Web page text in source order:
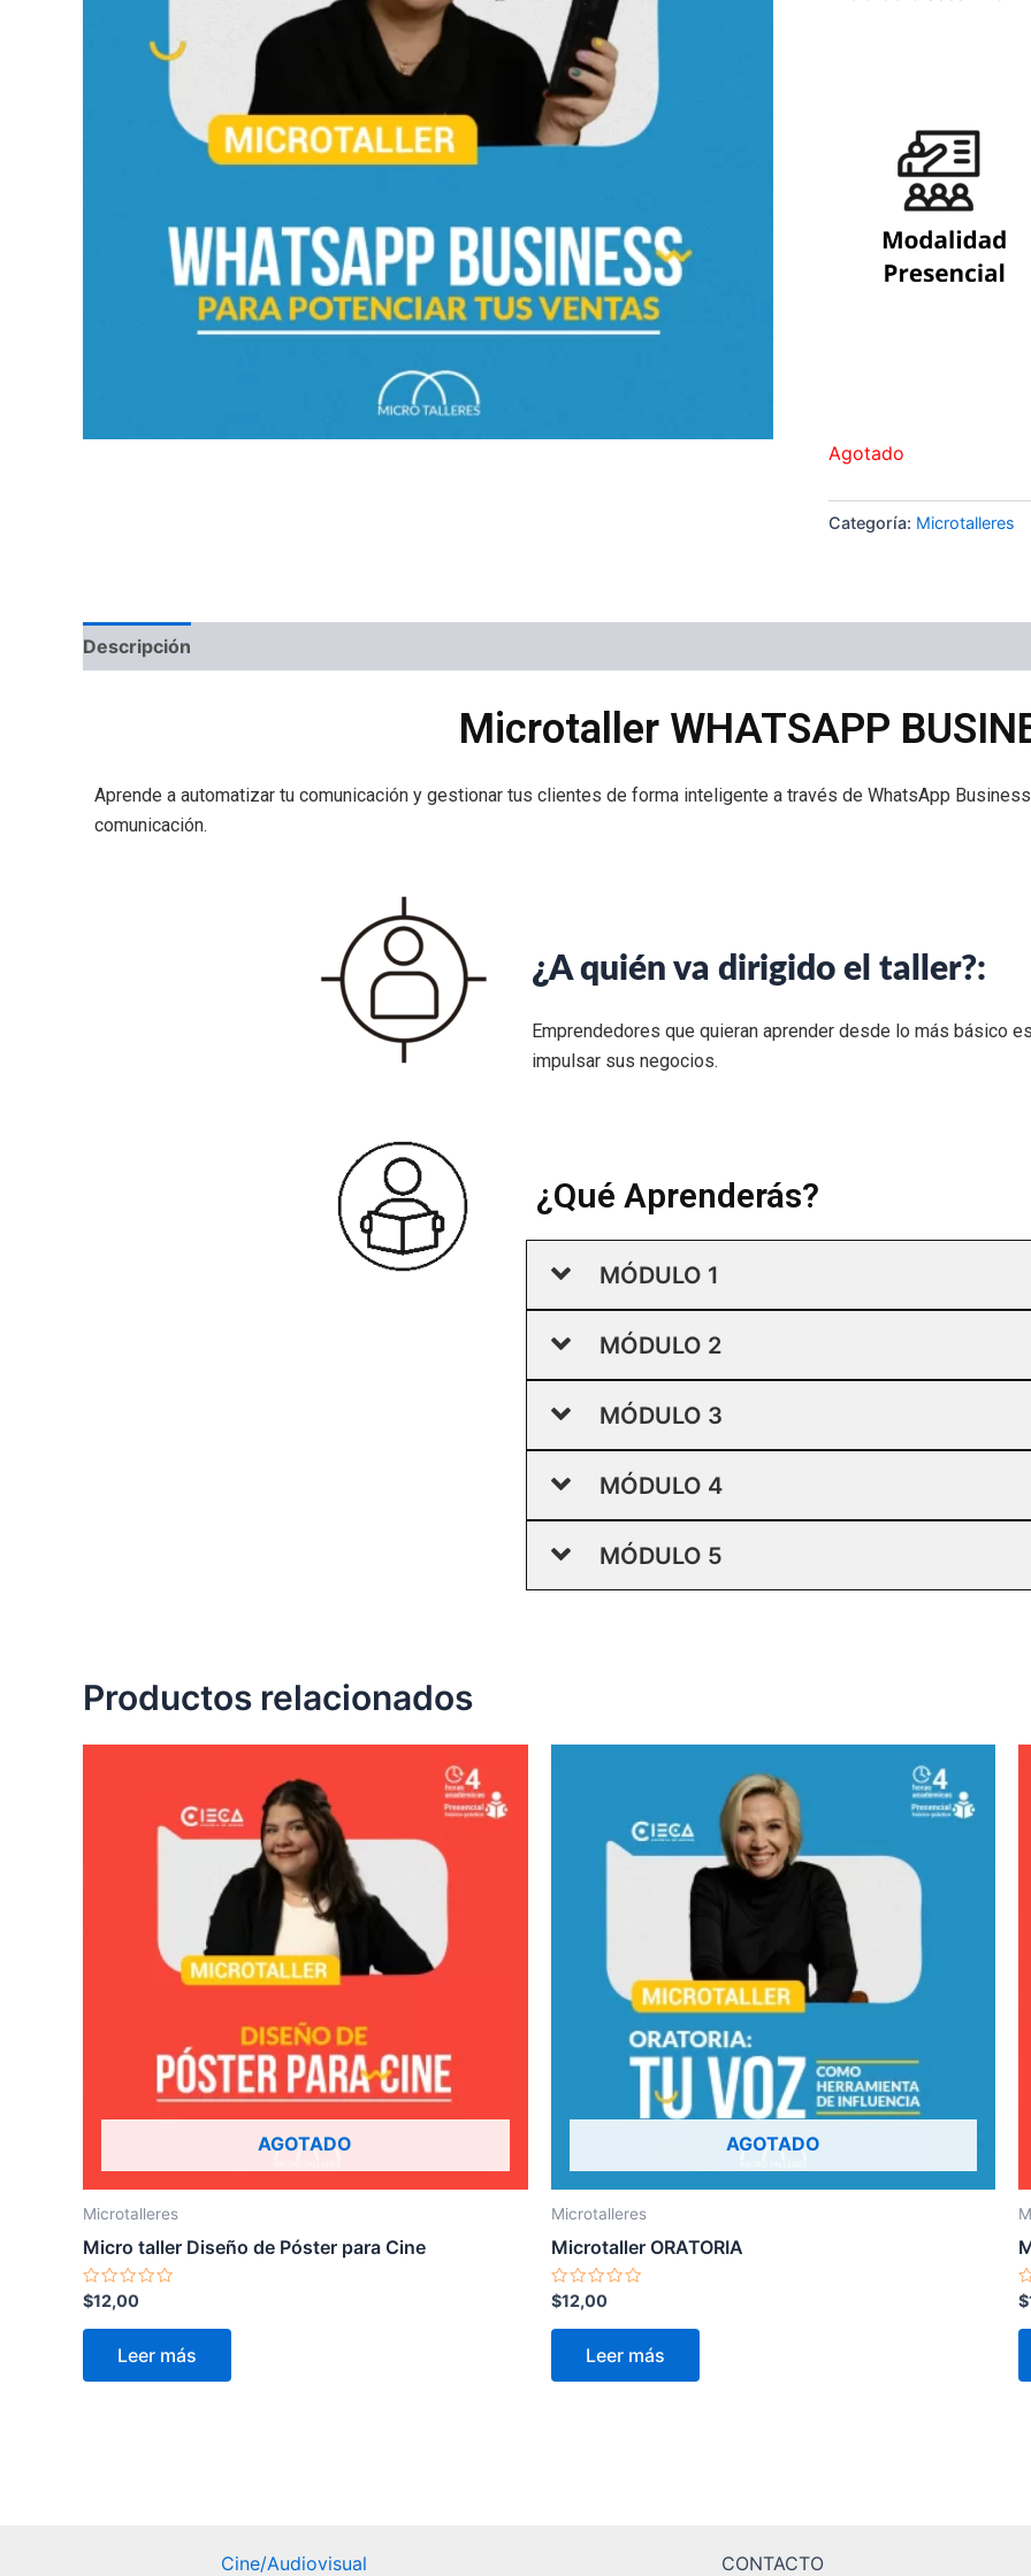
Agotado
Categoría: Microtalleres
Descripción
Microtaller WHATSAPP
Aprende a automatizar tu comunicación y gestionar tus clientes de forma inteligente a través de WhatsApp
comunicación.
¿A quién va dirigido el taller?:
Emprendedores que quieran aprender desde lo más básico
impulsar sus negocios.
¿Qué Aprenderás?
MÓDULO 1
MÓDULO 2
MÓDULO 3
MÓDULO 4
MÓDULO 5
Productos relacionados
AGOTADO
Microtalleres
Micro taller Diseño de Póster para Cine
Valorado
en
0
$12,00
Leer más
AGOTADO
Microtalleres
Microtaller ORATORIA
Valorado
en
0
$12,00
Leer más
en
0
$
Cine/Audiovisual CONTACTO